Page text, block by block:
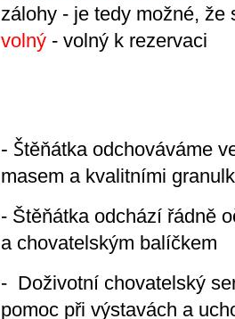
zálohy - je tedy možné, že
volný - volný k rezervaci
- Štěňátka odchováváme
masem a kvalitními
- Štěňátka odchází řádně
a chovatelským balíčkem
- Doživotní chovatelský
pomoc při výstavách a